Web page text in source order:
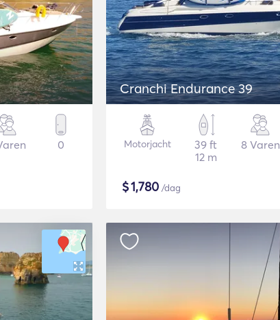
0
Cranchi Endurance 39
Motorjacht
39 ft
12 m
8 Varen
$1,780 /dag